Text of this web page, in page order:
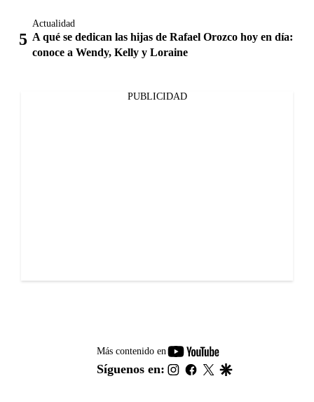
Actualidad
A qué se dedican las hijas de Rafael Orozco hoy en día:
conoce a Wendy, Kelly y Loraine
PUBLICIDAD
Más contenido en
youtube-
footer
Síguenos en: instagram
facebook
twitter